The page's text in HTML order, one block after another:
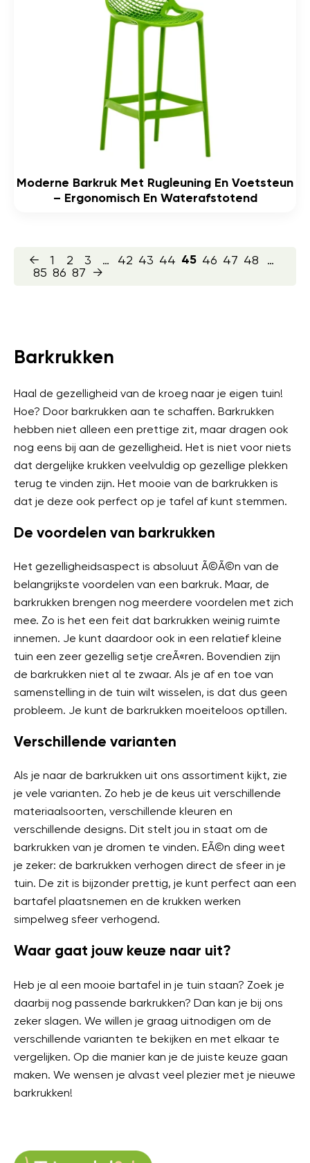
Moderne Barkruk Met Rugleuning En Voetsteun
– Ergonomisch En Waterafstotend
← 1 2 3 … 42 43 44 45 46 47 48
…
85 86 87 →
Barkrukken
Haal de gezelligheid van de kroeg naar je eigen tuin!
Hoe? Door barkrukken aan te schaffen. Barkrukken
hebben niet alleen een prettige zit, maar dragen ook
nog eens bij aan de gezelligheid. Het is niet voor niets
dat dergelijke krukken veelvuldig op gezellige plekken
terug te vinden zijn. Het mooie van de barkrukken is
dat je deze ook perfect op je tafel af kunt stemmen.
De voordelen van barkrukken
Het gezelligheidsaspect is absoluut Ã©Ã©n van de
belangrijkste voordelen van een barkruk. Maar, de
barkrukken brengen nog meerdere voordelen met zich
mee. Zo is het een feit dat barkrukken weinig ruimte
innemen. Je kunt daardoor ook in een relatief kleine
tuin een zeer gezellig setje creÃ«ren. Bovendien zijn
de barkrukken niet al te zwaar. Als je af en toe van
samenstelling in de tuin wilt wisselen, is dat dus geen
probleem. Je kunt de barkrukken moeiteloos optillen.
Verschillende varianten
Als je naar de barkrukken uit ons assortiment kijkt, zie
je vele varianten. Zo heb je de keus uit verschillende
materiaalsoorten, verschillende kleuren en
verschillende designs. Dit stelt jou in staat om de
barkrukken van je dromen te vinden. EÃ©n ding weet
je zeker: de barkrukken verhogen direct de sfeer in je
tuin. De zit is bijzonder prettig, je kunt perfect aan een
bartafel plaatsnemen en de krukken werken
simpelweg sfeer verhogend.
Waar gaat jouw keuze naar uit?
Heb je al een mooie bartafel in je tuin staan? Zoek je
daarbij nog passende barkrukken? Dan kan je bij ons
zeker slagen. We willen je graag uitnodigen om de
verschillende varianten te bekijken en met elkaar te
vergelijken. Op die manier kan je de juiste keuze gaan
maken. We wensen je alvast veel plezier met je nieuwe
barkrukken!